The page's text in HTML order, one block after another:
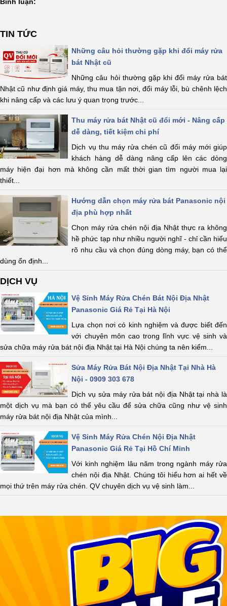
TIN TỨC
Những câu hỏi thường gặp khi đổi máy rửa
bát Nhật cũ
Những câu hỏi thường gặp khi đổi máy rửa bát
Nhật cũ như định giá máy, thu mua tận nơi, đổi máy lỗi, bù chênh lệch
khi nâng cấp và các lưu ý quan trọng trước...
Thu máy rửa bát Nhật cũ đổi mới - Nâng cấp
dễ dàng, tiết kiệm chi phí
Dịch vụ thu máy rửa chén cũ đổi máy mới giúp
khách hàng dễ dàng nâng cấp lên các dòng
máy hiện đại hơn mà không cần mất thời gian tìm người mua lại
thiết...
Hướng dẫn chọn máy rửa bát Panasonic nội
địa phù hợp nhất
Chọn máy rửa chén nội địa Nhật thực ra không
hề phức tạp như nhiều người nghĩ - chỉ cần hiểu
rõ nhu cầu và chọn đúng dòng máy, bạn có thể
dùng ổn định...
DỊCH VỤ
Vệ Sinh Máy Rửa Chén Bát Nội Địa Nhật
Panasonic Giá Rẻ Tại Hà Nội
Lựa chọn nơi có kinh nghiệm và được biết đến
với chuyên môn cao trong lĩnh vực vệ sinh và
sửa chữa máy rửa bát nội địa Nhật tại Hà Nội chúng ta nên kiểm...
Sửa Máy Rửa Bát Nội Địa Nhật Tại Nhà Hà
Nội - 0909 303 678
Dịch vụ sửa máy rửa bát nội địa Nhật tại nhà là
một dịch vụ mà bạn có thể yêu cầu để sửa chữa cũng như vệ sinh
máy rửa bát nội địa Nhật của mình...
Vệ Sinh Máy Rửa Chén Nội Địa Nhật
Panasonic Giá Rẻ Tại Hồ Chí Minh
Với kinh nghiệm lâu năm trong ngành máy rửa
chén nội địa Nhật. Chúng tôi hiểu hơn ai hết về
mọi thứ trên máy rửa chén. QV chuyên dịch vụ vệ sinh làm...